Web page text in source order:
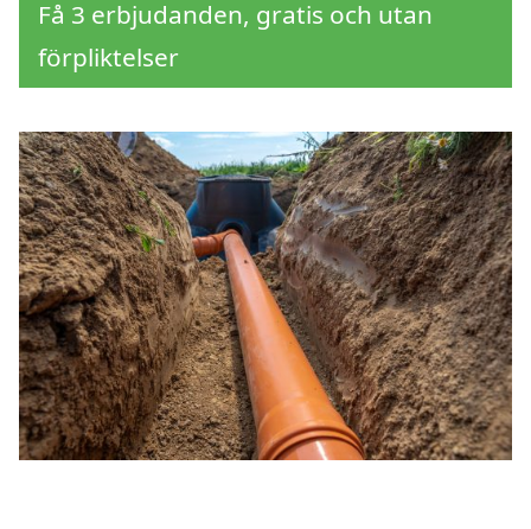
Få 3 erbjudanden, gratis och utan
förpliktelser